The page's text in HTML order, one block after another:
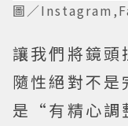
圖／
讓我們將鏡頭
隨性絕對不是
是“有精心調